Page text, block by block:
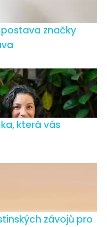
značky
která vás
závojů pro